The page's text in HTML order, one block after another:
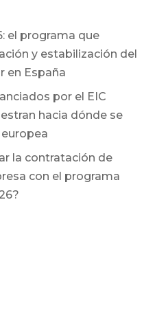
el programa que
y estabilización del
en España
por el EIC
hacia dónde se
la contratación de
con el programa